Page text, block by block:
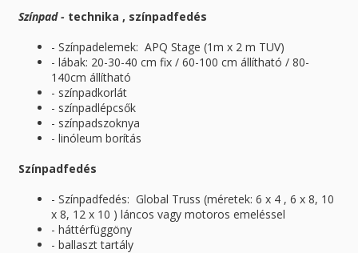
Színpad - technika , színpadfedés
- Színpadelemek: APQ Stage (1m x 2 m TUV)
- lábak: 20-30-40 cm fix / 60-100 cm állítható / 80-
140cm állítható
- színpadkorlát
- színpadlépcsők
- színpadszoknya
- linóleum borítás
Színpadfedés
- Színpadfedés: Global Truss (méretek: 6 x 4 , 6 x 8, 10
x 8, 12 x 10 ) láncos vagy motoros emeléssel
- háttérfüggöny
- ballaszt tartály